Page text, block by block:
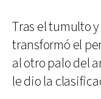
Tras el tumulto
transformó el
al otro palo del
le dio la